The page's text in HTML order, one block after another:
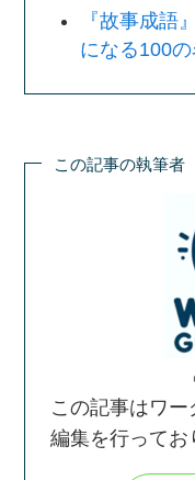
『故事成語
になる100の
この記事の執筆者
この記事はワー
編集を行ってお